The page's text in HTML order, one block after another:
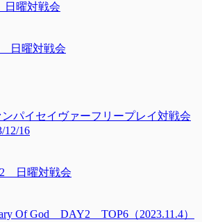
日曜対戦会
日曜対戦会
ンパイセイヴァーフリープレイ対戦会
16
日曜対戦会
Of God DAY2 TOP6（2023.11.4）